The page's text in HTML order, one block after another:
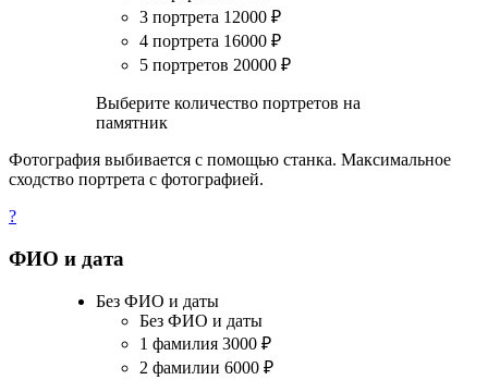
3 портрета 12000 ₽
4 портрета 16000 ₽
5 портретов 20000 ₽
Выберите количество портретов на
памятник
Фотография выбивается с помощью станка. Максимальное
сходство портрета с фотографией.
?
ФИО и дата
Без ФИО и даты
Без ФИО и даты
1 фамилия 3000 ₽
2 фамилии 6000 ₽